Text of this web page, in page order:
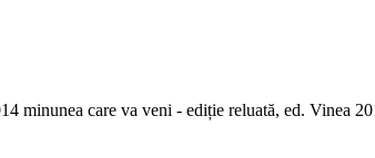
care va veni - ediție reluată, ed. Vinea